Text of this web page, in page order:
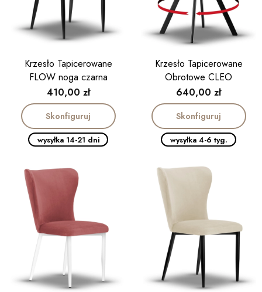
Krzesło Tapicerowane
FLOW noga czarna
Cena
410,00 zł
Skonfiguruj
wysyłka 14-21 dni
Krzesło Tapicerowane
Obrotowe CLEO
Cena
640,00 zł
Skonfiguruj
wysyłka 4-6 tyg.